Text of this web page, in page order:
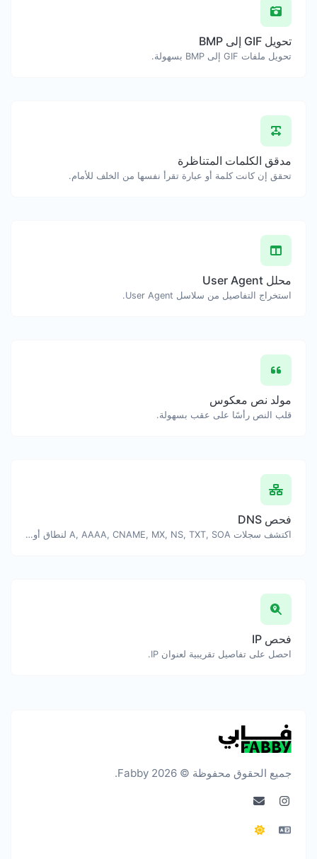
تحويل GIF إلى BMP
تحويل ملفات GIF إلى BMP بسهولة.
مدقق الكلمات المتناظرة
تحقق إن كانت كلمة أو عبارة تقرأ نفسها من الخلف للأمام.
محلل User Agent
استخراج التفاصيل من سلاسل User Agent.
مولد نص معكوس
قلب النص رأسًا على عقب بسهولة.
فحص DNS
اكتشف سجلات A, AAAA, CNAME, MX, NS, TXT, SOA لنطاق أو مضيف.
فحص IP
احصل على تفاصيل تقريبية لعنوان IP.
جميع الحقوق محفوظة © 2026 Fabby.